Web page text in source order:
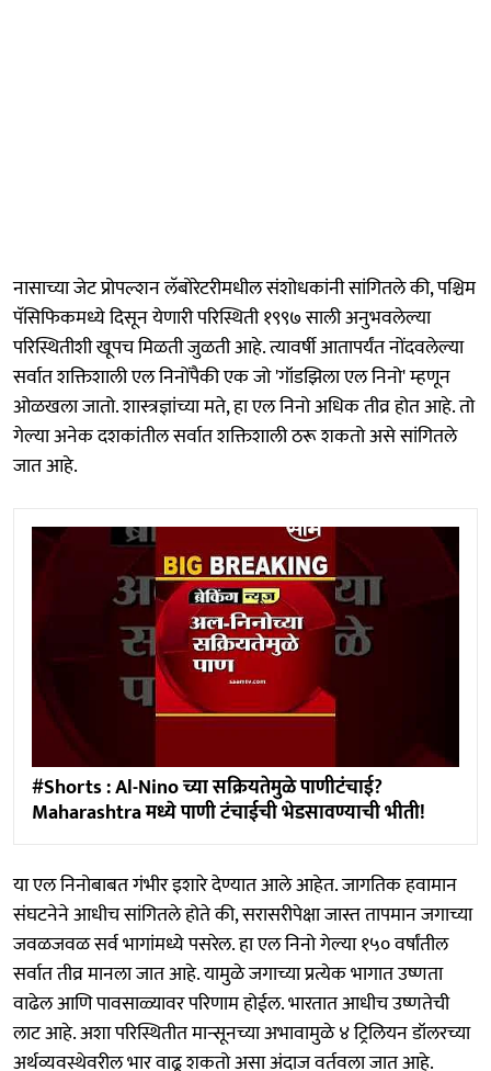
नासाच्या जेट प्रोपल्शन लॅबोरेटरीमधील संशोधकांनी सांगितले की, पश्चिम
पॅसिफिकमध्ये दिसून येणारी परिस्थिती १९९७ साली अनुभवलेल्या
परिस्थितीशी खूपच मिळती जुळती आहे. त्यावर्षी आतापर्यंत नोंदवलेल्या
सर्वात शक्तिशाली एल निनोंपैकी एक जो 'गॉडझिला एल निनो' म्हणून
ओळखला जातो. शास्त्रज्ञांच्या मते, हा एल निनो अधिक तीव्र होत आहे. तो
गेल्या अनेक दशकांतील सर्वात शक्तिशाली ठरू शकतो असे सांगितले
जात आहे.
#Shorts : Al-Nino च्या सक्रियतेमुळे पाणीटंचाई?
Maharashtra मध्ये पाणी टंचाईची भेडसावण्याची भीती!
या एल निनोबाबत गंभीर इशारे देण्यात आले आहेत. जागतिक हवामान
संघटनेने आधीच सांगितले होते की, सरासरीपेक्षा जास्त तापमान जगाच्या
जवळजवळ सर्व भागांमध्ये पसरेल. हा एल निनो गेल्या १५० वर्षांतील
सर्वात तीव्र मानला जात आहे. यामुळे जगाच्या प्रत्येक भागात उष्णता
वाढेल आणि पावसाळ्यावर परिणाम होईल. भारतात आधीच उष्णतेची
लाट आहे. अशा परिस्थितीत मान्सूनच्या अभावामुळे ४ ट्रिलियन डॉलरच्या
अर्थव्यवस्थेवरील भार वाढू शकतो असा अंदाज वर्तवला जात आहे.